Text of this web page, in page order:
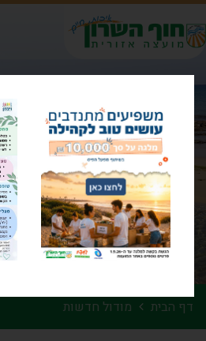
דף הבית מודול חדשות